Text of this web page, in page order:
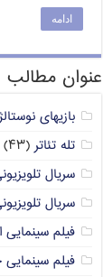
ادامه
عنوان مطالب
بازیهای
تله تئاتر(۴۳)
سریال
سریال
فیلم سینمایی
فیلم